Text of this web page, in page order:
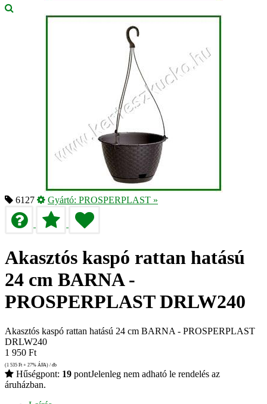
6127 Gyártó: PROSPERPLAST »
Akasztós kaspó rattan hatású
24 cm BARNA -
PROSPERPLAST DRLW240
Akasztós kaspó rattan hatású 24 cm BARNA - PROSPERPLAST
DRLW240
1 950 Ft
(1 535 Ft + 27% ÁFA) / db
Hűségpont: 19 pontJelenleg nem adható le rendelés az
áruházban.